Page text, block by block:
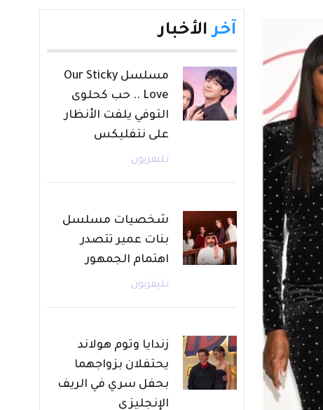
آخر الأخبار
مسلسل Our Sticky
Love .. حب كحلوى
التوفي يلفت الأنظار
على نتفليكس
تليفزيون
شخصيات مسلسل
بنات عمير تتصدر
اهتمام الجمهور
تليفزيون
زندايا وتوم هولاند
يحتفلان بزواجهما
بحفل سري في الريف
الإنجليزي